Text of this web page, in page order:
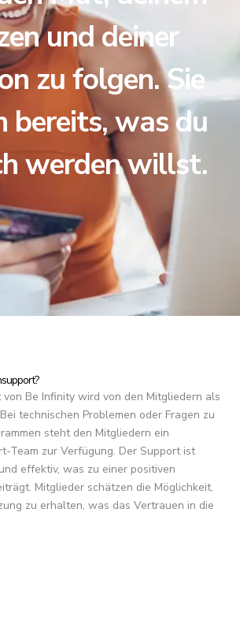
und deiner
zu folgen. Sie
bereits, was du
werden willst.
von Be Infinity wird von den Mitgliedern als
technischen Problemen oder Fragen zu
steht den Mitgliedern ein
Team zur Verfügung. Der Support ist
effektiv, was zu einer positiven
Mitglieder schätzen die Möglichkeit,
zu erhalten, was das Vertrauen in die